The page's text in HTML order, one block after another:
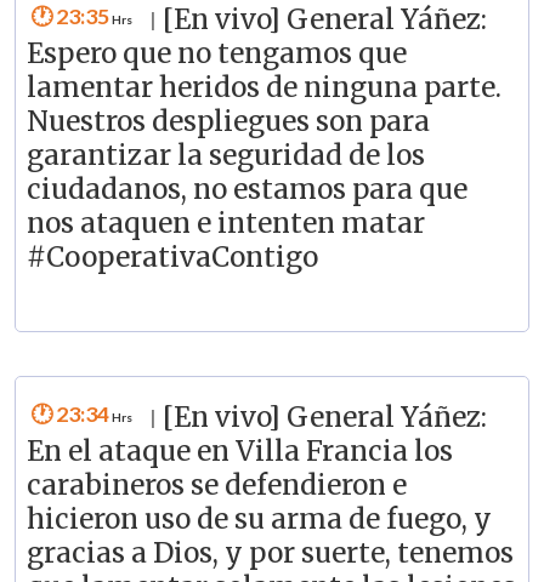
23:35
[En vivo] General Yáñez:
Espero que no tengamos que
lamentar heridos de ninguna parte.
Nuestros despliegues son para
garantizar la seguridad de los
ciudadanos, no estamos para que
nos ataquen e intenten matar
#CooperativaContigo
23:34
[En vivo] General Yáñez:
En el ataque en Villa Francia los
carabineros se defendieron e
hicieron uso de su arma de fuego, y
gracias a Dios, y por suerte, tenemos